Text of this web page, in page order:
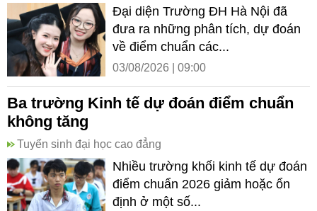
Đại diện Trường ĐH Hà Nội đã
đưa ra những phân tích, dự đoán
về điểm chuẩn các...
03/08/2026 | 09:00
Ba trường Kinh tế dự đoán điểm chuẩn
không tăng
Tuyển sinh đại học cao đẳng
Nhiều trường khối kinh tế dự đoán
điểm chuẩn 2026 giảm hoặc ổn
định ở một số...